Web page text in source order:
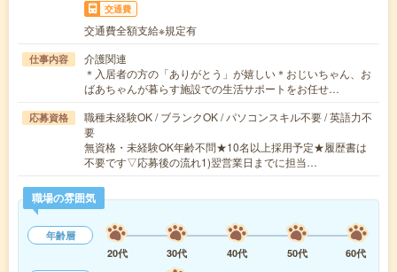
交通費
交通費全額支給※規定有
仕事内容
介護関連
＊入居者の方の「ありがとう」が嬉しい＊おじいちゃん、お
ばあちゃんが暮らす施設での生活サポートをお任せ…
応募資格
職種未経験OK / ブランクOK / パソコンスキル不要 / 英語力不
要
無資格・未経験OK年齢不問★10名以上採用予定★履歴書は
不要です▽応募後の流れ1)翌営業日までに担当…
職場の雰囲気
年齢層
20代
30代 40代 50代
60代